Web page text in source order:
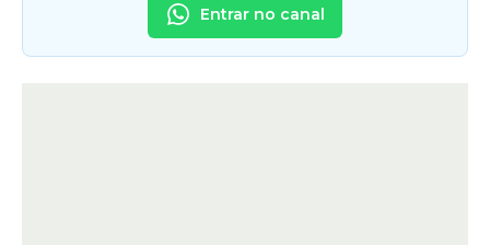
Entrar no canal